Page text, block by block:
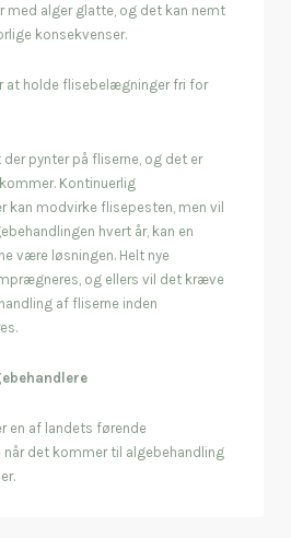
med alger glatte, og det kan nemt
konsekvenser.
at holde flisebelægninger fri for
pynter på fliserne, og det er
Kontinuerlig
kan modvirke flisepesten, men vil
hvert år, kan en
være løsningen. Helt nye
og ellers vil det kræve
af fliserne inden
en af landets førende
når det kommer til algebehandling